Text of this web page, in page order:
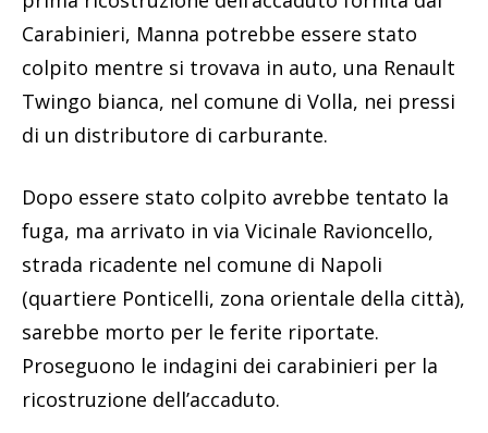
Carabinieri, Manna potrebbe essere stato
colpito mentre si trovava in auto, una Renault
Twingo bianca, nel comune di Volla, nei pressi
di un distributore di carburante.
Dopo essere stato colpito avrebbe tentato la
fuga, ma arrivato in via Vicinale Ravioncello,
strada ricadente nel comune di Napoli
(quartiere Ponticelli, zona orientale della città),
sarebbe morto per le ferite riportate.
Proseguono le indagini dei carabinieri per la
ricostruzione dell’accaduto.